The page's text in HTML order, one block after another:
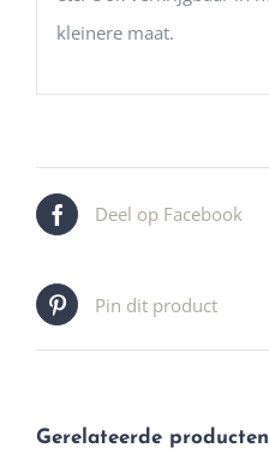
kleinere maat.
Deel op Facebook
Pin dit product
Gerelateerde producten